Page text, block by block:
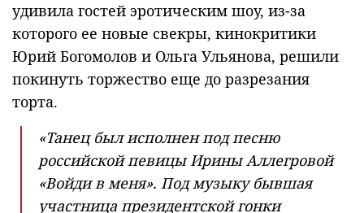
удивила гостей эротическим шоу, из-за
которого ее новые свекры, кинокритики
Юрий Богомолов и Ольга Ульянова, решили
покинуть торжество еще до разрезания
торта.
«Танец был исполнен под песню
российской певицы Ирины Аллегровой
«Войди в меня». Под музыку бывшая
участница президентской гонки